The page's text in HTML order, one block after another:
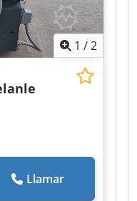
1 /2
Llamar